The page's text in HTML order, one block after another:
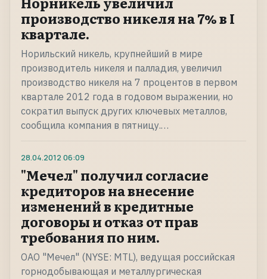
производство никеля на 7% в I
квартале.
Норильский никель, крупнейший в мире
производитель никеля и палладия, увеличил
производство никеля на 7 процентов в первом
квартале 2012 года в годовом выражении, но
сократил выпуск других ключевых металлов,
сообщила компания в пятницу.…
28.04.2012 06:09
"Мечел" получил согласие
кредиторов на внесение
изменений в кредитные
договоры и отказ от прав
требования по ним.
ОАО "Мечел" (NYSE: MTL), ведущая российская
горнодобывающая и металлургическая